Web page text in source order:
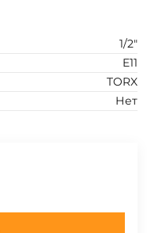
1/2"
E11
TORX
Нет